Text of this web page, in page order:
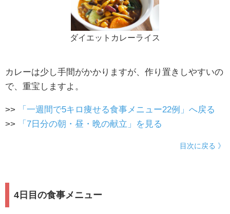
ダイエットカレーライス
カレーは少し手間がかかりますが、作り置きしやすいの
で、重宝しますよ。
>>
「一週間で5キロ痩せる食事メニュー22例」へ戻る
>>
「7日分の朝・昼・晩の献立」を見る
目次に戻る 》
4日目の食事メニュー